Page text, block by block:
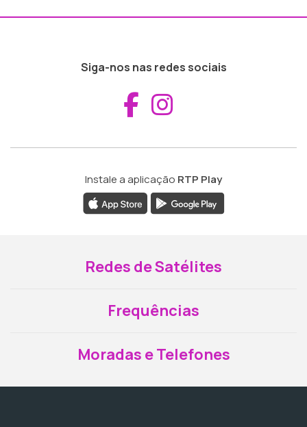
Siga-nos nas redes sociais
Aceder ao
Instale a aplicação RTP Play
Redes de Satélites
Frequências
Moradas e Telefones